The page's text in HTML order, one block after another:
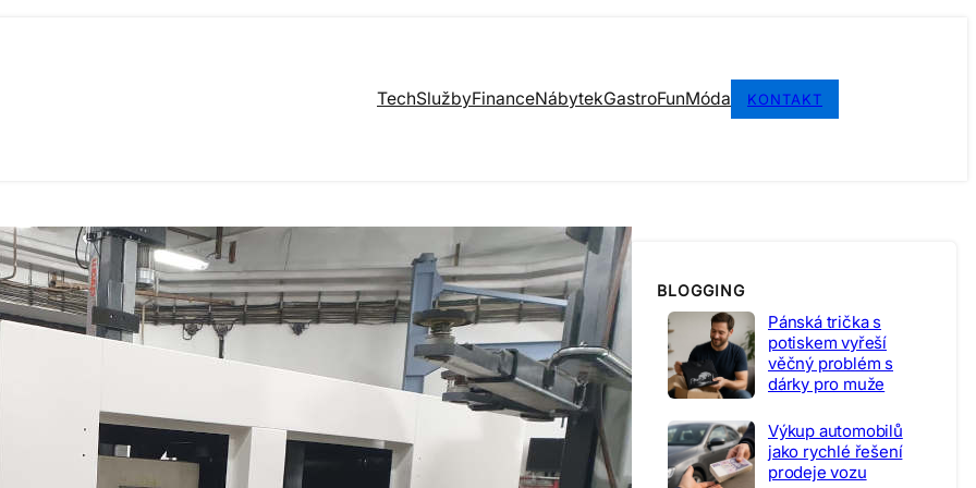
TechSlužbyFinanceNábytekGastroFunMóda KONTAKT
BLOGGING
Pánská trička s
potiskem vyřeší
věčný problém s
dárky pro muže
Výkup automobilů
jako rychlé řešení
prodeje vozu